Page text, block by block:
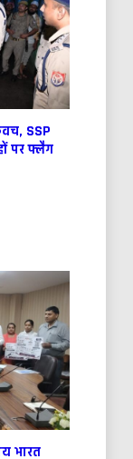
SSP
पर फ्लैग
भारत